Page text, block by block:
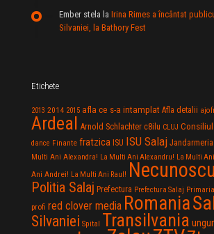
Ember stela la Irina Rimes a încântat
Silvaniei, la Bathory Fest
Etichete
2013 2014 2015 afla ce s-a intamplat Afla detalii
Ardeal Arnold Schlachter c8ilu CLUJ
dance Finante fratzica ISU ISU Salaj
Multi Ani Alexandra! La Multi Ani Alexandru! La Multi
Ani Andrei! La Multi Ani Raul!
Politia Salaj Prefectura Prefectura Salaj Primaria
profi red clover media Romania
Silvaniei Spital Transilvania